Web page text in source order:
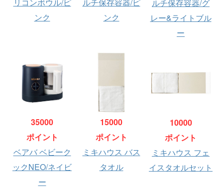
ンク
ンク
ルチ保存容器/グ
レー&ライトブル
ー
35000
ポイント
ベアバ ベビーク
ックNEO/ネイビ
ー
15000
ポイント
ミキハウス バス
タオル
10000
ポイント
ミキハウス フェ
イスタオルセット